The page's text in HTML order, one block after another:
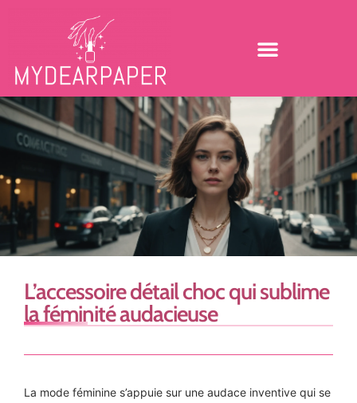
L’accessoire détail choc qui sublime
la féminité audacieuse
La mode féminine s’appuie sur une audace inventive qui se